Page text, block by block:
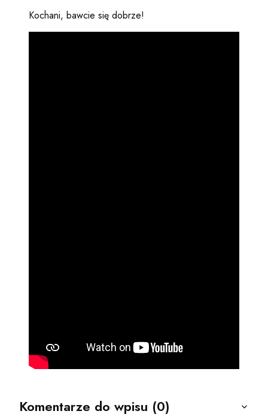
Kochani, bawcie się dobrze!
Komentarze do wpisu (0)